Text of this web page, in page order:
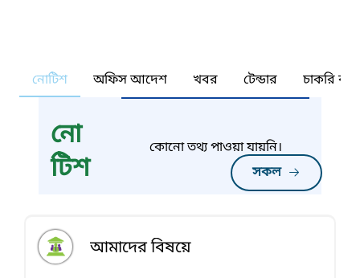
নোটিশ অফিস আদেশ খবর টেন্ডার চাকরি
নো
টিশ
সকল
কোনো তথ্য পাওয়া যায়নি।
আমাদের বিষয়ে